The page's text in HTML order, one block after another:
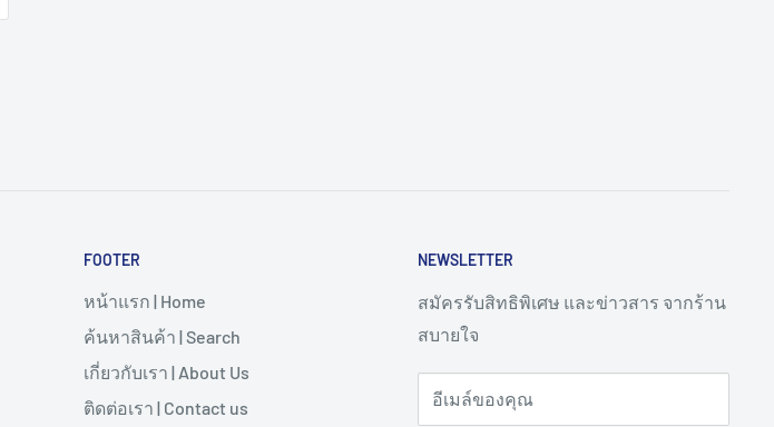
FOOTER
หน้าแรก | Home
ค้นหาสินค้า | Search
เกี่ยวกับเรา | About Us
ติดต่อเรา | Contact us
NEWSLETTER
สมัครรับสิทธิพิเศษ และข่าวสาร จากร้าน
สบายใจ
อีเมล์ของคุณ